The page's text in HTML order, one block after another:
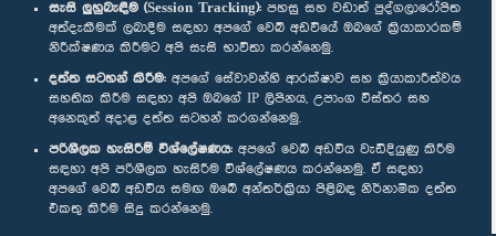
සැසි ලුහුබැඳීම (Session Tracking): පහසු සහ වඩාත් පුද්ගලාරෝපිත
අත්දැකීමක් ලබාදීම සඳහා අපගේ වෙබ් අඩවියේ ඔබගේ ක්‍රියාකාරකම්
නිරීක්ෂණය කිරීමට අපි සැසි භාවිතා කරන්නෙමු.
දත්ත සටහන් කිරීම: අපගේ සේවාවන්හි ආරක්ෂාව සහ ක්‍රියාකාරීත්වය
සහතික කිරීම සඳහා අපි ඔබගේ IP ලිපිනය, උපාංග විස්තර සහ
අනෙකුත් අදාළ දත්ත සටහන් කරගන්නෙමු.
පරිශීලක හැසිරීම් විශ්ලේෂණය: අපගේ වෙබ් අඩවිය වැඩිදියුණු කිරීම
සඳහා අපි පරිශීලක හැසිරීම විශ්ලේෂණය කරන්නෙමු. ඒ සඳහා
අපගේ වෙබ් අඩවිය සමඟ ඔබේ අන්තර්ක්‍රියා පිළිබඳ නිර්නාමික දත්ත
එකතු කිරීම සිදු කරන්නෙමු.
අප හා සම්බන්ධ වී සිටින්න :
සම්මාන
පෞද්ගලිකත්ව ප්‍රතිපත්තිය